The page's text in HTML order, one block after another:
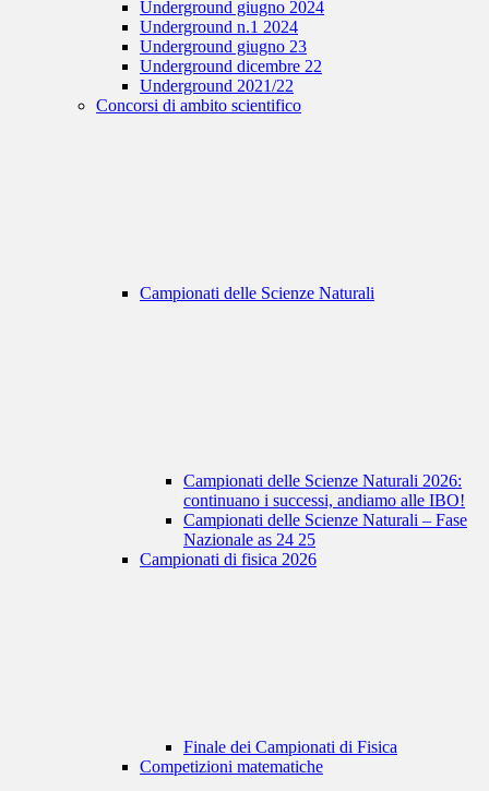
Underground giugno 2024
Underground n.1 2024
Underground giugno 23
Underground dicembre 22
Underground 2021/22
Concorsi di ambito scientifico
Campionati delle Scienze Naturali
Campionati delle Scienze Naturali 2026:
continuano i successi, andiamo alle IBO!
Campionati delle Scienze Naturali – Fase
Nazionale as 24 25
Campionati di fisica 2026
Finale dei Campionati di Fisica
Competizioni matematiche